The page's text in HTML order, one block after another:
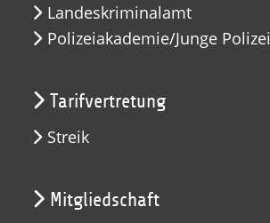
Landeskriminalamt
Polizeiakademie/Junge Polizei
Tarifvertretung
Streik
Mitgliedschaft